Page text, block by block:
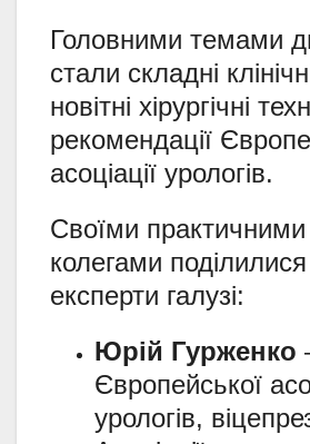
Головними темами
стали складні
новітні хірургічні
рекомендації
асоціації урологів.
Своїми
колегами поділилися
експерти галузі:
Юрій Гурженко
Європейської
урологів,